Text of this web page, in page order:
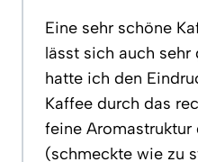
Eine sehr schöne
lässt sich auch
hatte ich den
Kaffee durch das
feine
(schmeckte wie zu